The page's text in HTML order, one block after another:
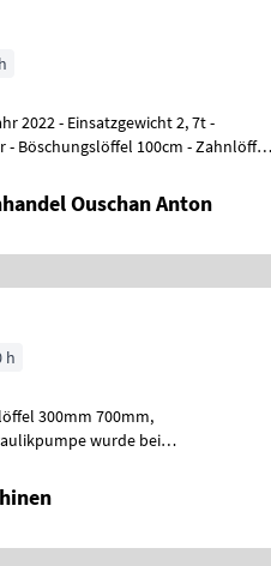
- Böschungslöffel 100cm - Zahnlöffel
Ouschan Anton
h
300mm 700mm,
wurde bei